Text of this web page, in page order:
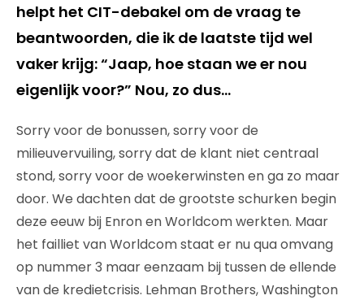
helpt het CIT-debakel om de vraag te
beantwoorden, die ik de laatste tijd wel
vaker krijg: “Jaap, hoe staan we er nou
eigenlijk voor?” Nou, zo dus…
Sorry voor de bonussen, sorry voor de
milieuvervuiling, sorry dat de klant niet centraal
stond, sorry voor de woekerwinsten en ga zo maar
door. We dachten dat de grootste schurken begin
deze eeuw bij Enron en Worldcom werkten. Maar
het failliet van Worldcom staat er nu qua omvang
op nummer 3 maar eenzaam bij tussen de ellende
van de kredietcrisis. Lehman Brothers, Washington